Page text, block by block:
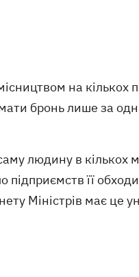
на кількох
бронь лише за
людину в кількох
підприємств її
Міністрів має це